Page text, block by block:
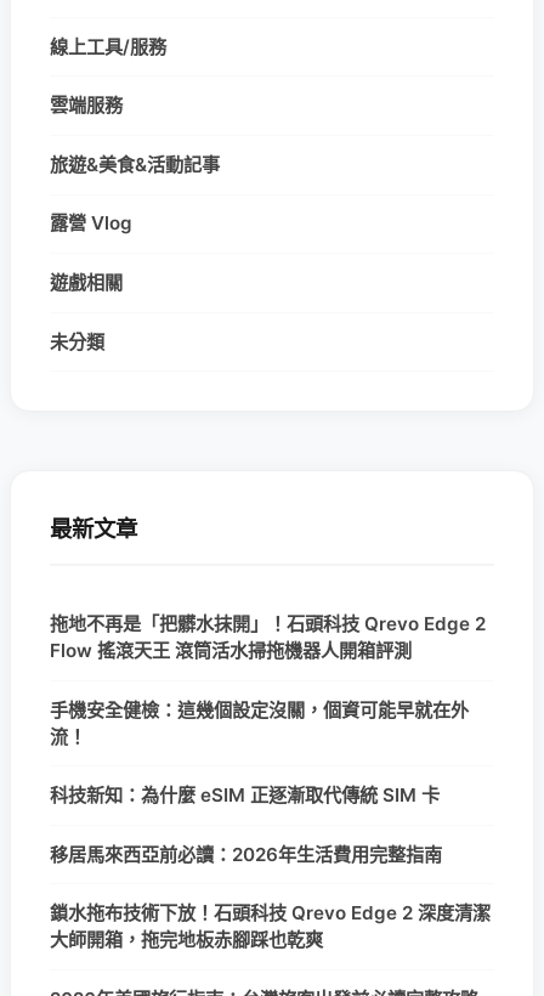
線上工具/服務
雲端服務
旅遊&美食&活動記事
露營 Vlog
遊戲相關
未分類
最新文章
拖地不再是「把髒水抹開」！石頭科技 Qrevo Edge 2
Flow 搖滾天王 滾筒活水掃拖機器人開箱評測
手機安全健檢：這幾個設定沒關，個資可能早就在外
流！
科技新知：為什麼 eSIM 正逐漸取代傳統 SIM 卡
移居馬來西亞前必讀：2026年生活費用完整指南
鎖水拖布技術下放！石頭科技 Qrevo Edge 2 深度清潔
大師開箱，拖完地板赤腳踩也乾爽